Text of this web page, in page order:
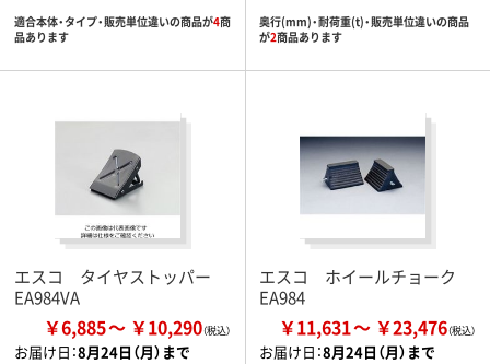
適合本体・タイプ・販売単位違いの商品が4商
品あります
奥行(mm)・耐荷重(t)・販売単位違いの商品
が2商品あります
エスコ タイヤストッパー
EA984VA
￥6,885 ￥10,290
お届け日：8月24日（月）まで
エスコ ホイールチョーク
EA984
￥11,631 ￥23,476
お届け日：8月24日（月）まで